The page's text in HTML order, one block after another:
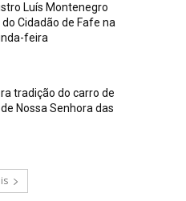
Luís Montenegro
Cidadão de Fafe na
feira
tradição do carro de
Nossa Senhora das